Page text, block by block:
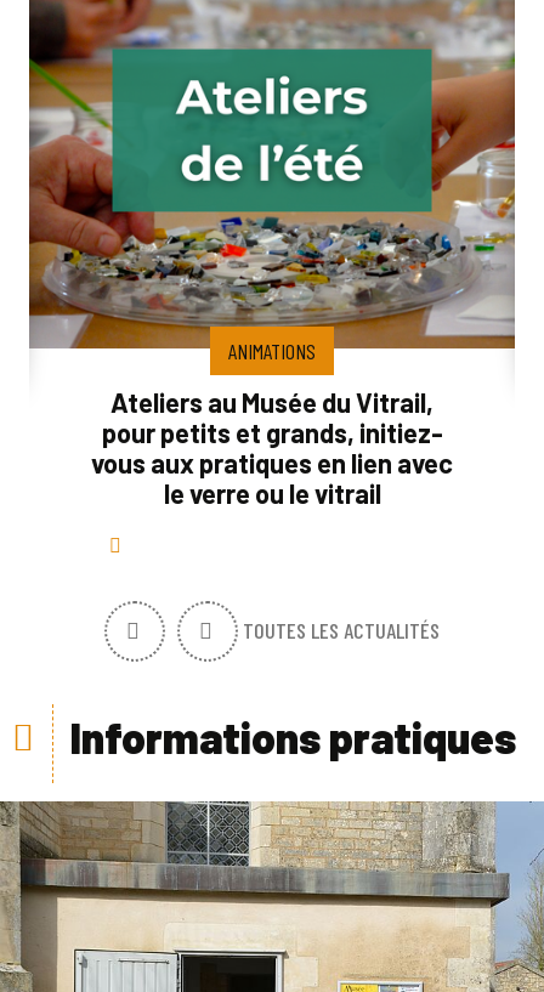
ANIMATIONS
Ateliers au Musée du Vitrail,
pour petits et grands, initiez-
vous aux pratiques en lien avec
le verre ou le vitrail
TOUTES LES ACTUALITÉS
Informations pratiques